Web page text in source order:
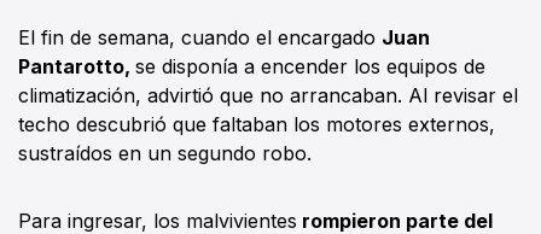
El fin de semana, cuando el encargado Juan
Pantarotto, se disponía a encender los equipos de
climatización, advirtió que no arrancaban. Al revisar el
techo descubrió que faltaban los motores externos,
sustraídos en un segundo robo.
Para ingresar, los malvivientes rompieron parte del